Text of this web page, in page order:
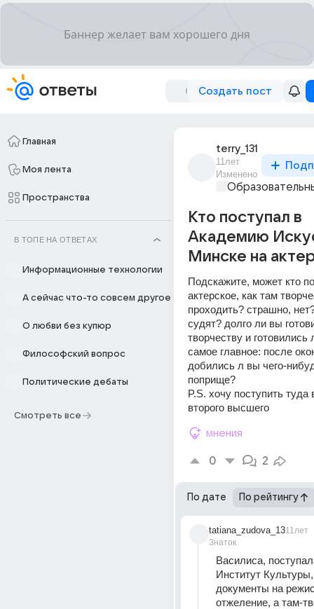
Создать пост
Главная
Моя лента
Пространства
В ТОПЕ НА ОТВЕТАХ
Информационные технологии
А сейчас что-то совсем другое
О любви без купюр
Философский вопрос
Политические дебаты
Смотреть все
terry_131
11лет
Изменено
Кто поступал в
Академию
Минске на
Подскажите, может кто
актерское, как там
проходить? страшно,
судят? долго ли вы
творчеству и
самое главное: после
добились л вы чего-
поприще?
P.S. хочу поступить туда
второго высшего
мнения
0 2
По дате По рейтингу
tatiana_zudova_13
Знаток
11лет
Василиса,
Институт
документы на
отжеление, а там-